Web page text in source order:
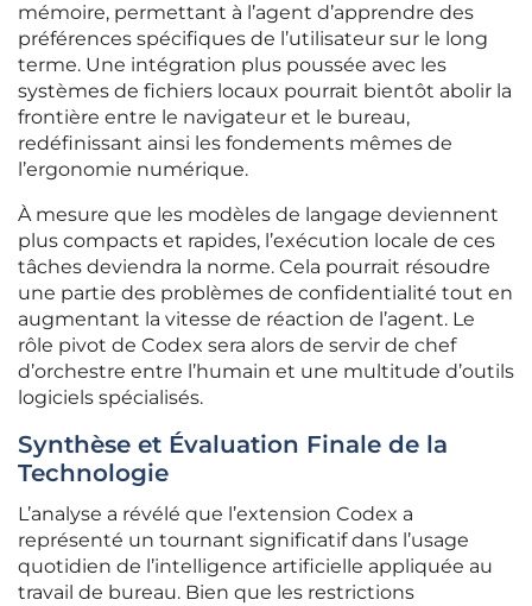
mémoire, permettant à l’agent d’apprendre des
préférences spécifiques de l’utilisateur sur le long
terme. Une intégration plus poussée avec les
systèmes de fichiers locaux pourrait bientôt abolir la
frontière entre le navigateur et le bureau,
redéfinissant ainsi les fondements mêmes de
l’ergonomie numérique.
À mesure que les modèles de langage deviennent
plus compacts et rapides, l’exécution locale de ces
tâches deviendra la norme. Cela pourrait résoudre
une partie des problèmes de confidentialité tout en
augmentant la vitesse de réaction de l’agent. Le
rôle pivot de Codex sera alors de servir de chef
d’orchestre entre l’humain et une multitude d’outils
logiciels spécialisés.
Synthèse et Évaluation Finale de la
Technologie
L’analyse a révélé que l’extension Codex a
représenté un tournant significatif dans l’usage
quotidien de l’intelligence artificielle appliquée au
travail de bureau. Bien que les restrictions